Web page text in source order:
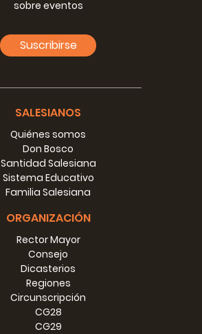
sobre eventos
Suscribirse
SALESIANOS
Quiénes somos
Don Bosco
Santidad Salesiana
Sistema Educativo
Familia Salesiana
ORGANIZACIÓN
Rector Mayor
Consejo
Dicasterios
Regiones
Circunscripción
CG28
CG29